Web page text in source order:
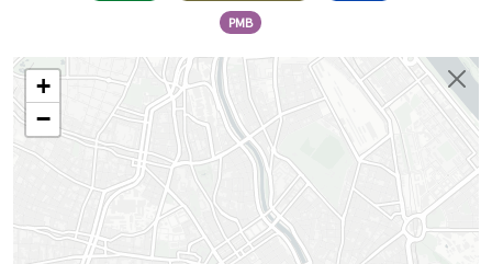
PMB
+
−